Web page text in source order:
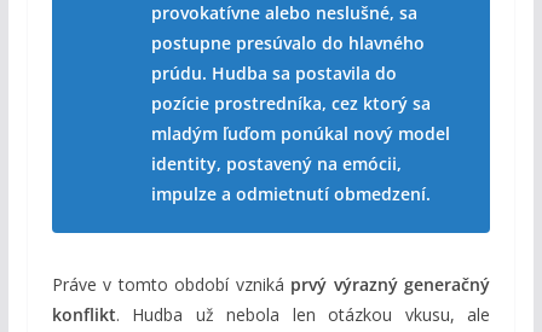
provokatívne alebo neslušné, sa
postupne presúvalo do hlavného
prúdu. Hudba sa postavila do
pozície prostredníka, cez ktorý sa
mladým ľuďom ponúkal nový model
identity, postavený na emócii,
impulze a odmietnutí obmedzení.
Práve v tomto období vzniká prvý výrazný generačný
konflikt. Hudba už nebola len otázkou vkusu, ale